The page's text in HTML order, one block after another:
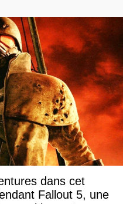
dans cet
Fallout 5, une